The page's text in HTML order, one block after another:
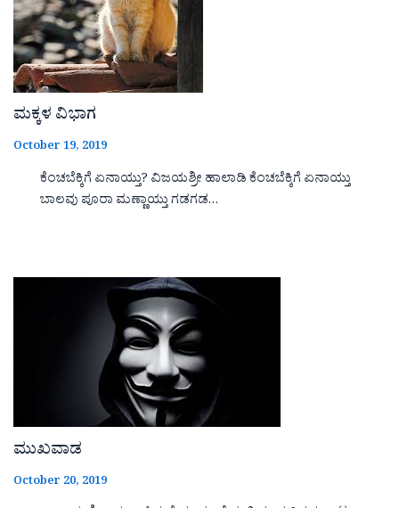
ಮಕ್ಕಳ ವಿಭಾಗ
October 19, 2019
ಕೆಂಚಬೆಕ್ಕಿಗೆ ಏನಾಯ್ತು? ವಿಜಯಶ್ರೀ ಹಾಲಾಡಿ ಕೆಂಚಬೆಕ್ಕಿಗೆ ಏನಾಯ್ತು
ಬಾಲವು ಪೂರಾ ಮಣ್ಣಾಯ್ತು ಗಡಗಡ…
ಮುಖವಾಡ
October 20, 2019